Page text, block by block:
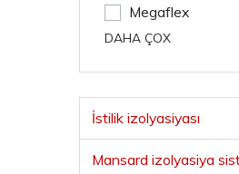
Megaflex
DAHA ÇOX
İstilik izolyasiyası
Mansard izolyasiya